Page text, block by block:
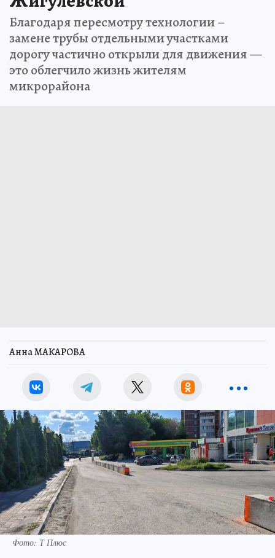
Благодаря пересмотру технологии –
замене трубы отдельными участками
дорогу частично открыли для движения —
это облегчило жизнь жителям
микрорайона
Анна МАКАРОВА
Фото: Т Плюс